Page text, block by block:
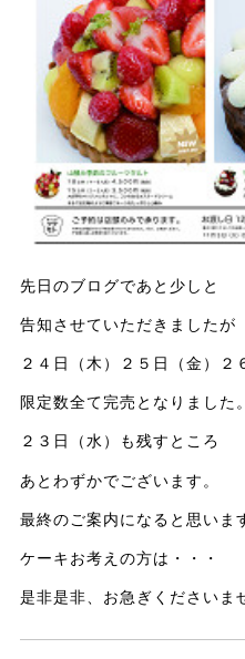
先日のブログであと少しと
告知させていただきましたが
２４日（木）２５日（金）２
限定数全て完売となりました。
２３日（水）も残すところ
あとわずかでございます。
最終のご案内になると思いま
ケーキお考えの方は・・・
是非是非、お急ぎくださいま